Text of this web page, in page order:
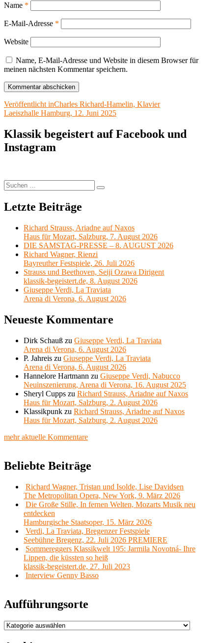
Name *
E-Mail-Adresse *
Website
Name, E-Mail-Adresse und Website in diesem Browser für
meinen nächsten Kommentar speichern.
Beitragsnavigation
Veröffentlicht inCharles Richard-Hamelin, Klavier
Laeiszhalle Hamburg, 12. Juni 2025
Klassik begeistert auf Facebook und
Instagram
Suchen
nach:
Suchen
Letzte Beiträge
Richard Strauss, Ariadne auf Naxos
Haus für Mozart, Salzburg, 7. August 2026
DIE SAMSTAG-PRESSE – 8. AUGUST 2026
Richard Wagner, Rienzi
Bayreuther Festspiele, 26. Juli 2026
Strauss und Beethoven, Seiji Ozawa Dirigent
klassik-begeistert.de, 8. August 2026
Giuseppe Verdi, La Traviata
Arena di Verona, 6. August 2026
Neueste Kommentare
Dirk Schauß zu Giuseppe Verdi, La Traviata
Arena di Verona, 6. August 2026
P. Jahreis zu Giuseppe Verdi, La Traviata
Arena di Verona, 6. August 2026
Hannelore Hartmann zu Giuseppe Verdi, Nabucco
Neuinszenierung, Arena di Verona, 16. August 2025
Sheryl Cupps zu Richard Strauss, Ariadne auf Naxos
Haus für Mozart, Salzburg, 2. August 2026
Klassikpunk zu Richard Strauss, Ariadne auf Naxos
Haus für Mozart, Salzburg, 2. August 2026
mehr aktuelle Kommentare
Beliebte Beiträge
Richard Wagner, Tristan und Isolde, Lise Davidsen
The Metropolitan Opera, New York, 9. März 2026
Die Große Stille, In fernen Welten, Mozarts Musik neu
entdecken
Hamburgische Staatsoper, 15. März 2026
Verdi, La Traviata, Bregenzer Festspiele
Seebühne Bregenz, 22. Juli 2026 PREMIERE
Sommereggers Klassikwelt 195: Jarmila Novotná- Ihre
Lippen, die küssten so heiß
klassik-begeistert.de, 27. Juli 2023
Interview Genny Basso
Aufführungsorte
Aufführungsorte